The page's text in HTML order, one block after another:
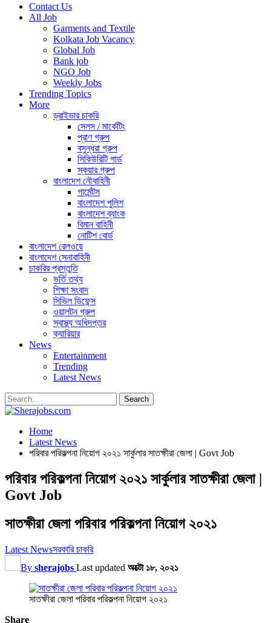
Contact Us
All Job
Garments and Textile
Kolkata Job Vacancy
Global Job
Bank job
NGO Job
Weekly Jobs
Trending Topics
More
ড্রাইভার চাকরি
সেলস / মার্কেটিং
প্রাণ গ্রুপ
বসুন্ধরা গ্রুপ
সিকিউরিটি গার্ড
স্কয়ার গ্রুপ
বাংলাদেশ নৌবাহিনী
গার্মেন্টস
বাংলাদেশ পুলিশ
বাংলাদেশ ব্যাংক
বিমান বাহিনী
নোটিশ বোর্ড
বাংলাদেশ রেলওয়ে
বাংলাদেশ সেনাবাহিনী
চাকরির প্রস্তুতি
ভর্তি তথ্য
শিক্ষা সংবাদ
সিভিল ডিফেন্স
ওয়ালটন গ্রুপ
স্বাস্থ্য অধিদপ্তর
ক্যারিয়ার
News
Entertainment
Trending
Latest News
Home
Latest News
পরিবার পরিকল্পনা নিয়োগ ২০২১ সার্কুলার সাতক্ষীরা জেলা | Govt Job
পরিবার পরিকল্পনা নিয়োগ ২০২১ সার্কুলার সাতক্ষীরা জেলা |
Govt Job
সাতক্ষীরা জেলা পরিবার পরিকল্পনা নিয়োগ ২০২১
Latest Newsসরকারি চাকরি
By sherajobs Last updated অক্টো ১৮, ২০২১
সাতক্ষীরা জেলা পরিবার পরিকল্পনা নিয়োগ ২০২১
Share